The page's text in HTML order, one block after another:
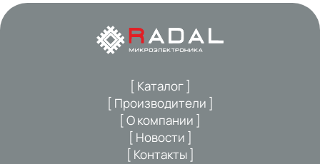
[ Каталог ]
[ Производители ]
[ О компании ]
[ Новости ]
[ Контакты ]